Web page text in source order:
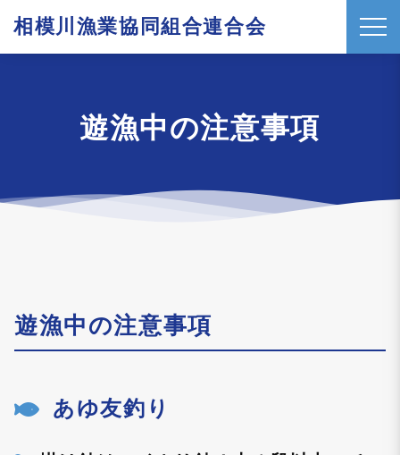
相模川漁業協同組合連合会
t
o
a
i
遊漁中の注意事項
遊漁中の注意事項
あゆ友釣り